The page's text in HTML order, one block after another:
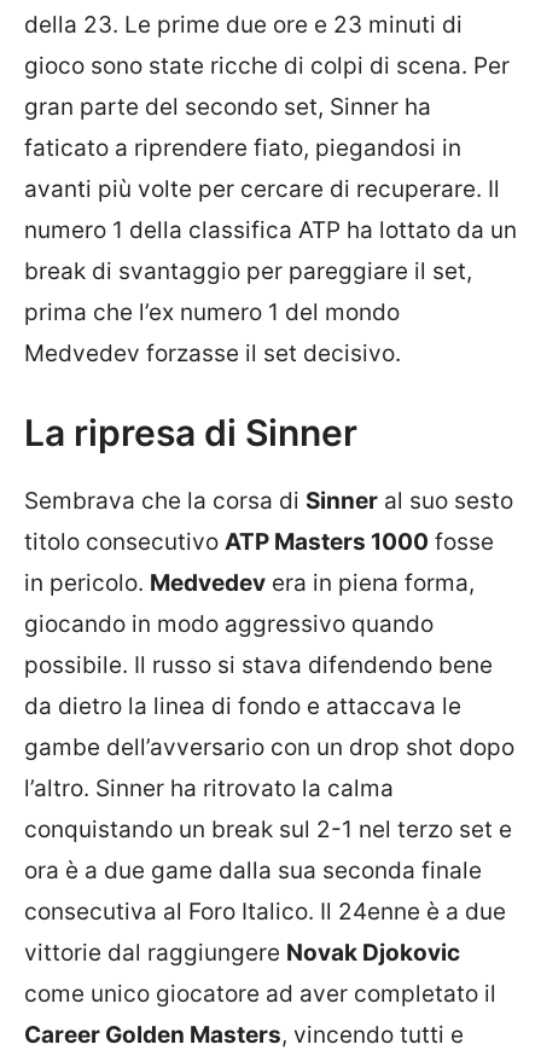
della 23. Le prime due ore e 23 minuti di
gioco sono state ricche di colpi di scena. Per
gran parte del secondo set, Sinner ha
faticato a riprendere fiato, piegandosi in
avanti più volte per cercare di recuperare. Il
numero 1 della classifica ATP ha lottato da un
break di svantaggio per pareggiare il set,
prima che l’ex numero 1 del mondo
Medvedev forzasse il set decisivo.
La ripresa di Sinner
Sembrava che la corsa di Sinner al suo sesto
titolo consecutivo ATP Masters 1000 fosse
in pericolo. Medvedev era in piena forma,
giocando in modo aggressivo quando
possibile. Il russo si stava difendendo bene
da dietro la linea di fondo e attaccava le
gambe dell’avversario con un drop shot dopo
l’altro. Sinner ha ritrovato la calma
conquistando un break sul 2-1 nel terzo set e
ora è a due game dalla sua seconda finale
consecutiva al Foro Italico. Il 24enne è a due
vittorie dal raggiungere Novak Djokovic
come unico giocatore ad aver completato il
Career Golden Masters, vincendo tutti e